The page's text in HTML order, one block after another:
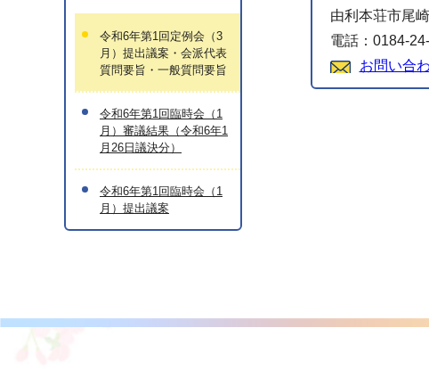
由利本荘市尾
電話：0184-
お問い合
令和6年第1回定例会（3
月）提出議案・会派代表
質問要旨・一般質問要旨
令和6年第1回臨時会（1
月）審議結果（令和6年1
月26日議決分）
令和6年第1回臨時会（1
月）提出議案